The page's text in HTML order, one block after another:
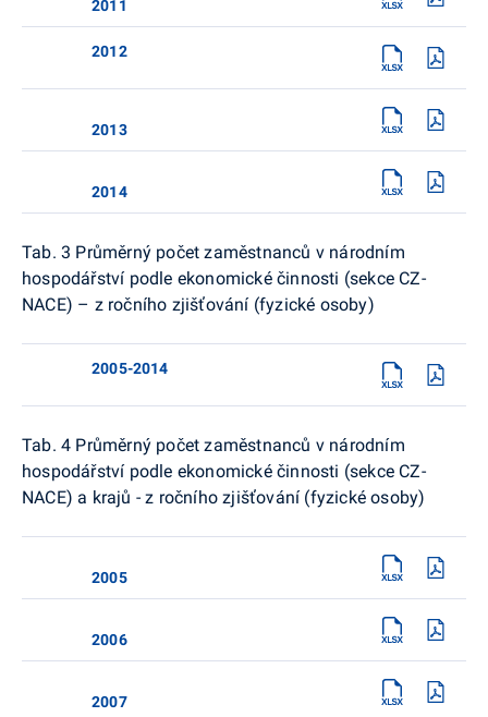
2011
2012
2013
2014
Tab. 3 Průměrný počet zaměstnanců v národním
hospodářství podle ekonomické činnosti (sekce CZ-
NACE) – z ročního zjišťování (fyzické osoby)
2005-2014
Tab. 4 Průměrný počet zaměstnanců v národním
hospodářství podle ekonomické činnosti (sekce CZ-
NACE) a krajů - z ročního zjišťování (fyzické osoby)
2005
2006
2007